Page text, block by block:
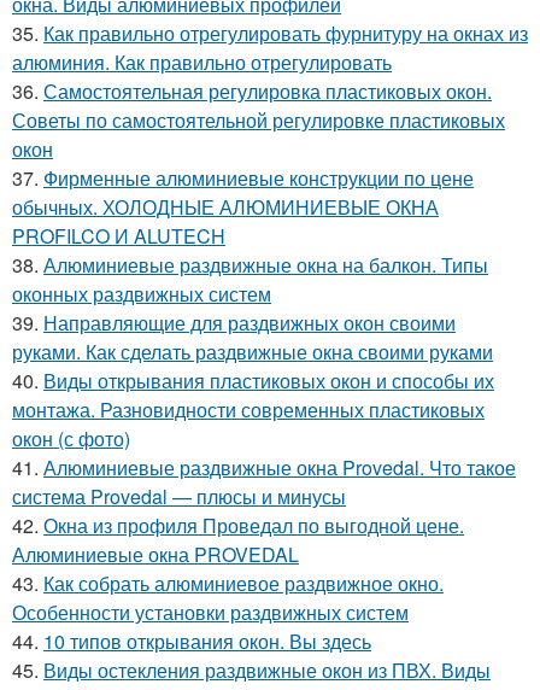
35. Как правильно отрегулировать фурнитуру на окнах из
алюминия. Как правильно отрегулировать
36. Самостоятельная регулировка пластиковых окон.
Советы по самостоятельной регулировке пластиковых
окон
37. Фирменные алюминиевые конструкции по цене
обычных. ХОЛОДНЫЕ АЛЮМИНИЕВЫЕ ОКНА
PROFILCO И ALUTECH
38. Алюминиевые раздвижные окна на балкон. Типы
оконных раздвижных систем
39. Направляющие для раздвижных окон своими
руками. Как сделать раздвижные окна своими руками
40. Виды открывания пластиковых окон и способы их
монтажа. Разновидности современных пластиковых
окон (с фото)
41. Алюминиевые раздвижные окна Provedal. Что такое
система Provedal — плюсы и минусы
42. Окна из профиля Проведал по выгодной цене.
Алюминиевые окна PROVEDAL
43. Как собрать алюминиевое раздвижное окно.
Особенности установки раздвижных систем
44. 10 типов открывания окон. Вы здесь
45. Виды остекления раздвижные окон из ПВХ. Виды